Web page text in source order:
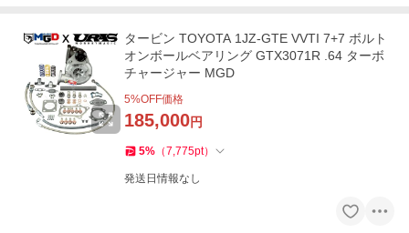
タービン TOYOTA 1JZ-GTE VVTI 7+7 ボルト
オンボールベアリング GTX3071R .64 ターボ
チャージャー MGD
5%OFF価格
185,000円
5% （7,775pt）
発送日情報なし